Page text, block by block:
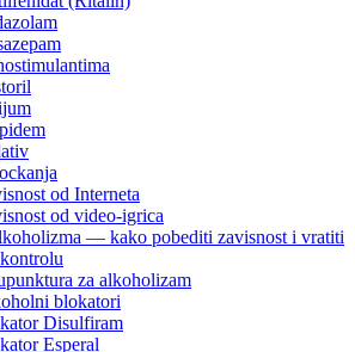
od Interneta
od video-igrica
— kako pobediti zavisnost i vratiti
za alkoholizam
blokatori
Disulfiram
Esperal